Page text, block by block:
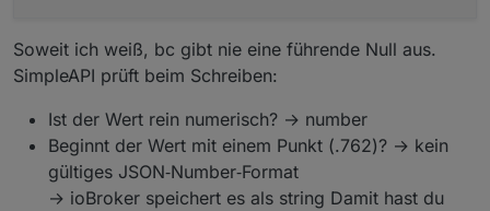
Soweit ich weiß, bc gibt nie eine führende Null aus.
SimpleAPI prüft beim Schreiben:
Ist der Wert rein numerisch? → number
Beginnt der Wert mit einem Punkt (.762)? → kein
gültiges JSON‑Number‑Format
→ ioBroker speichert es als string Damit hast du